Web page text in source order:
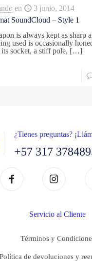
en
3 junio, 2014
SoundCloud – Style 1
is always kept as sharp
used is occasionally
socket, a stiff pole, […]
¿Tienes preguntas?
+57 317
Servicio al Cliente
Términos y
Política de devoluciones y